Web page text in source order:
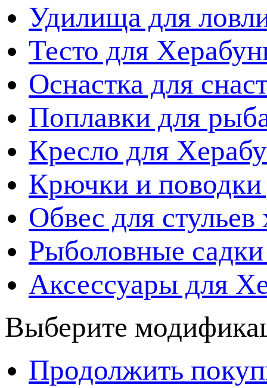
Удилища для
Тесто для
Оснастка для
Поплавки для
Кресло для
Крючки и поводки
Обвес для стульев
Рыболовные
Аксессуары для
Выберите
Продолжить